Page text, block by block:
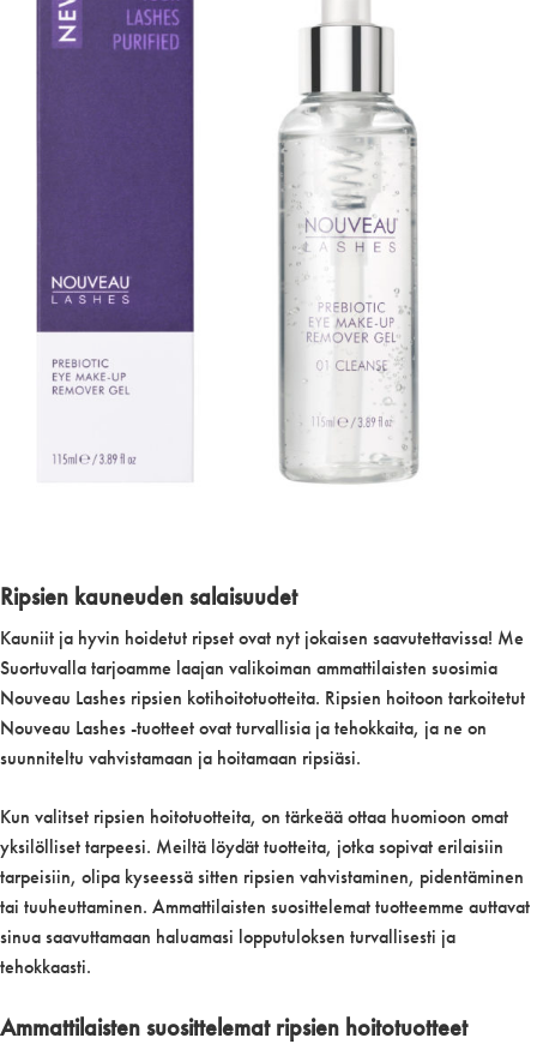
Ripsien kauneuden salaisuudet
Kauniit ja hyvin hoidetut ripset ovat nyt jokaisen saavutettavissa! Me
Suortuvalla tarjoamme laajan valikoiman ammattilaisten suosimia
Nouveau Lashes ripsien kotihoitotuotteita. Ripsien hoitoon tarkoitetut
Nouveau Lashes -tuotteet ovat turvallisia ja tehokkaita, ja ne on
suunniteltu vahvistamaan ja hoitamaan ripsiäsi.
Kun valitset ripsien hoitotuotteita, on tärkeää ottaa huomioon omat
yksilölliset tarpeesi. Meiltä löydät tuotteita, jotka sopivat erilaisiin
tarpeisiin, olipa kyseessä sitten ripsien vahvistaminen, pidentäminen
tai tuuheuttaminen. Ammattilaisten suosittelemat tuotteemme auttavat
sinua saavuttamaan haluamasi lopputuloksen turvallisesti ja
tehokkaasti.
Ammattilaisten suosittelemat ripsien hoitotuotteet